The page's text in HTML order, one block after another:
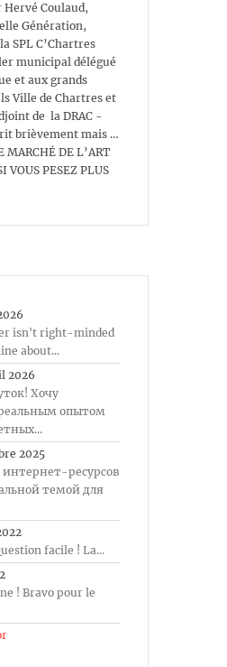
Coulaud,
Génération,
SPL C’Chartres
municipal délégué
et aux grands
Ville de Chartres et
de la DRAC -
brièvement mais …
DE L’ART
VOUS PESEZ PLUS
isn't right-minded
about...
2026
Хочу
опытом
2025
ресурсов
темой для
facile ! La...
! Bravo pour le